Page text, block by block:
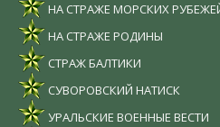
НА СТРАЖЕ МОРСКИХ
НА СТРАЖЕ РОДИНЫ
СТРАЖ БАЛТИКИ
СУВОРОВСКИЙ НАТИСК
УРАЛЬСКИЕ ВОЕННЫЕ ВЕСТИ